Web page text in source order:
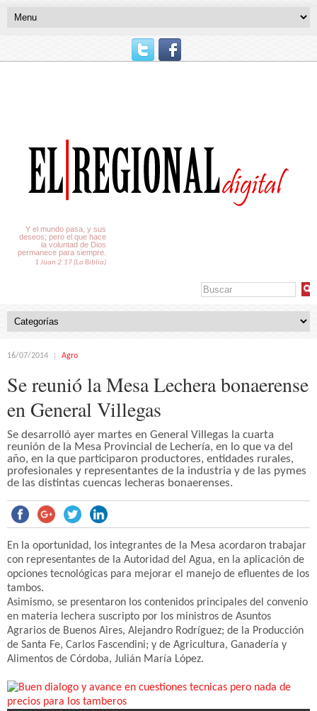
Y el mundo pasa, y sus
deseos; pero el que hace
la voluntad de Dios
permanece para siempre.
1 Juan 2:17 (La Biblia)
16/07/2014 Agro
Se reunió la Mesa Lechera bonaerense
en General Villegas
Se desarrolló ayer martes en General Villegas la cuarta
reunión de la Mesa Provincial de Lechería, en lo que va del
año, en la que participaron productores, entidades rurales,
profesionales y representantes de la industria y de las pymes
de las distintas cuencas lecheras bonaerenses.
En la oportunidad, los integrantes de la Mesa acordaron trabajar
con representantes de la Autoridad del Agua, en la aplicación de
opciones tecnológicas para mejorar el manejo de efluentes de los
tambos.
Asimismo, se presentaron los contenidos principales del convenio
en materia lechera suscripto por los ministros de Asuntos
Agrarios de Buenos Aires, Alejandro Rodríguez; de la Producción
de Santa Fe, Carlos Fascendini; y de Agricultura, Ganadería y
Alimentos de Córdoba, Julián María López.